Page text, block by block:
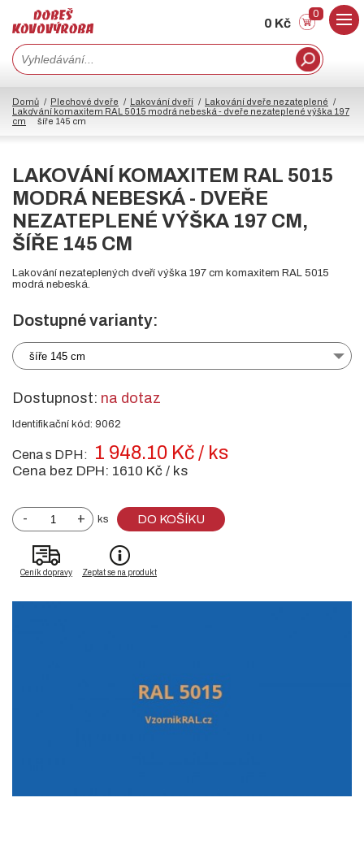
0 Kč
0
Domů Plechové dveře Lakování dveří
Lakování dveře nezateplené
Lakování komaxitem RAL 5015 modrá nebeská - dveře nezateplené výška 197
cm
šíře 145 cm
LAKOVÁNÍ KOMAXITEM RAL 5015
MODRÁ NEBESKÁ - DVEŘE
NEZATEPLENÉ VÝŠKA 197 CM,
ŠÍŘE 145 CM
Lakování nezateplených dveří výška 197 cm komaxitem RAL 5015
modrá nebeská.
Dostupné varianty:
šíře 145 cm
Dostupnost: na dotaz
Identifikační kód: 9062
Cena s DPH: 1 948.10 Kč / ks
Cena bez DPH: 1610 Kč / ks
- + ks DO KOŠÍKU
Ceník dopravy Zeptat se na produkt